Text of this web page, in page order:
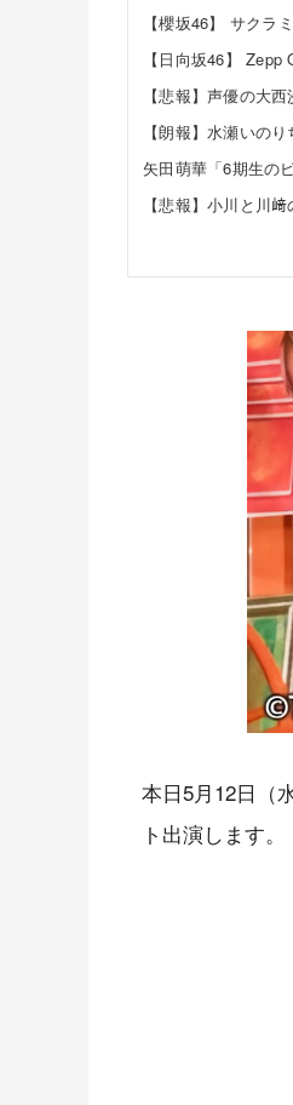
【日向坂46】
【悲報】声優の大
【朗報】水瀬いの
本日5月12日（
ト出演します。